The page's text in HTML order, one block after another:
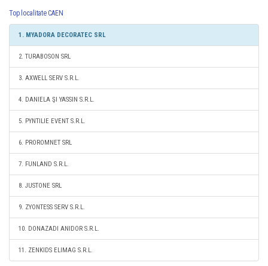
Top localitate CAEN
1. MYADORA DECORATEC SRL
2. TURABOSON SRL
3. AXWELL SERV S.R.L.
4. DANIELA ŞI YASSIN S.R.L.
5. PYNTILIE EVENT S.R.L.
6. PROROMNET SRL
7. FUNLAND S.R.L.
8. JUSTONE SRL
9. ZYONTESS SERV S.R.L.
10. DONAZADI ANIDOR S.R.L.
11. ZENKIDS ELIMAG S.R.L.